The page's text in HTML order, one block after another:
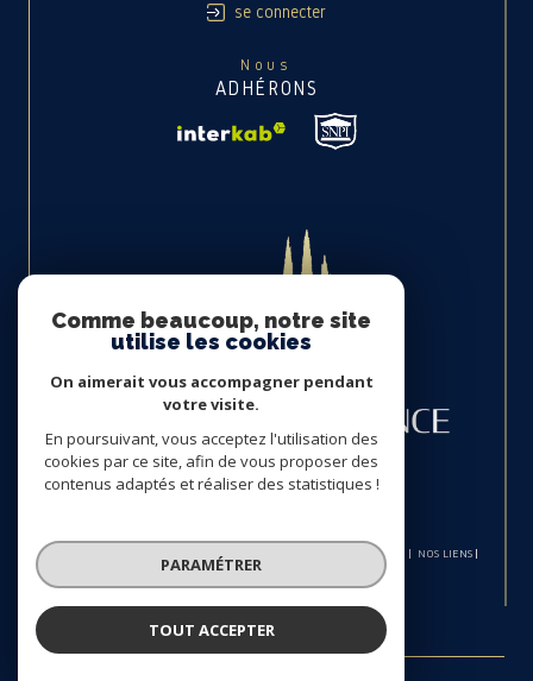
se connecter
Nous
ADHÉRONS
© 2026 | TOUS DROITS RÉSERVÉS | TRADUCTION POWERED BY GOOGLE |
PLAN DU SITE ADMIN
NOS LIENS
POLITIQUE RGPD
Comme beaucoup, notre site
utilise les cookies
On aimerait vous accompagner pendant
votre visite.
En poursuivant, vous acceptez l'utilisation des
cookies par ce site, afin de vous proposer des
contenus adaptés et réaliser des statistiques !
PARAMÉTRER
TOUT ACCEPTER